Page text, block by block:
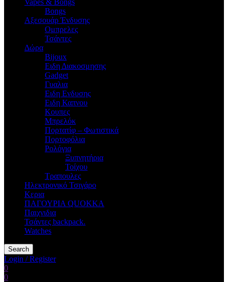
Vapes & Bongs
Bongs
Αξεσουάρ Ένδυσης
Oμπρελες
Τσάντες
Δώρα
Bijoux
Eιδη Διακοσμησης
Gadget
Γυαλια
Ειδη Ενδυσης
Ειδη Καπνου
Κουπες
Μπρελόκ
Πορτατίφ – Φωτιστικά
Πορτοφόλια
Ρολόγια
Ξυπνητήρια
Τοίχου
Τραπουλες
Ηλεκτρονικό Τσιγάρο
Κερια
ΠΑΓΟΥΡΙΑ QUOKKA
Παιχνιδια
Τσάντες backpack.
Watches
Search
Login / Register
0
0